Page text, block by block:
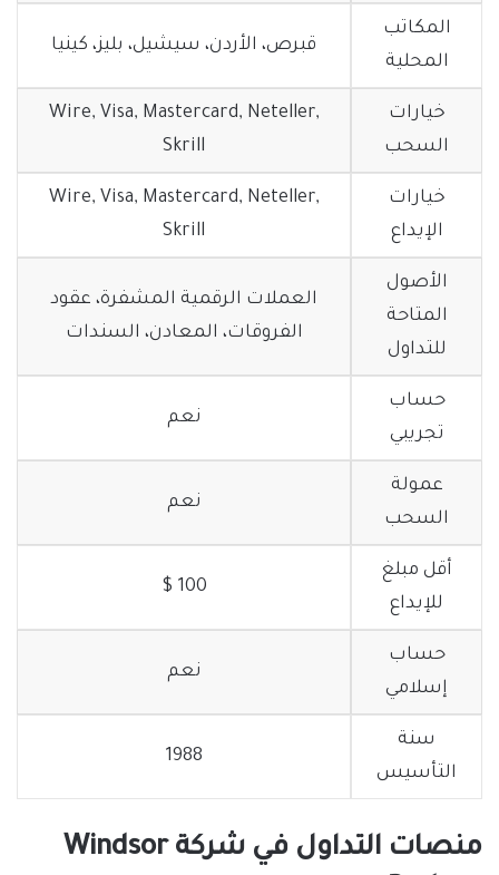
المكاتب
المحلية
قبرص، الأردن، سيشيل، بليز، كينيا
خيارات
السحب
Wire, Visa, Mastercard, Neteller,
Skrill
خيارات
الإيداع
Wire, Visa, Mastercard, Neteller,
Skrill
الأصول
المتاحة
للتداول
العملات الرقمية المشفرة، عقود
الفروقات، المعادن، السندات
حساب
تجريبي
نعم
عمولة
السحب
نعم
أقل مبلغ
للإيداع
100 $
حساب
إسلامي
نعم
سنة
التأسيس
1988
منصات التداول في شركة Windsor